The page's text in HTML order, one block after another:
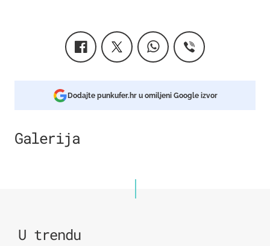
Dodajte punkufer.hr u omiljeni Google izvor
Galerija
U trendu